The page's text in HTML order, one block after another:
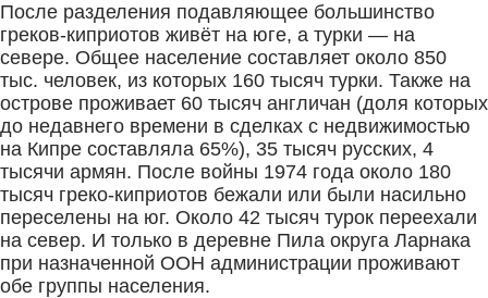
После разделения подавляющее большинство
греков-киприотов живёт на юге, а турки — на
севере. Общее население составляет около 850
тыс. человек, из которых 160 тысяч турки. Также на
острове проживает 60 тысяч англичан (доля которых
до недавнего времени в сделках с недвижимостью
на Кипре составляла 65%), 35 тысяч русских, 4
тысячи армян. После войны 1974 года около 180
тысяч греко-киприотов бежали или были насильно
переселены на юг. Около 42 тысяч турок переехали
на север. И только в деревне Пила округа Ларнака
при назначенной ООН администрации проживают
обе группы населения.